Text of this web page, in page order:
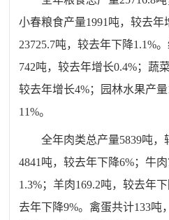
小春粮食产量1991吨，较去年
23725.7吨，较去年下降1.1%
742吨，较去年增长0.4%；蔬
较去年增长4%；园林水果产
11%。
全年肉类总产量5839吨
4841吨，较去年下降6%；牛
1.3%；羊肉169.2吨，较去年
去年下降9%。禽蛋共计133吨